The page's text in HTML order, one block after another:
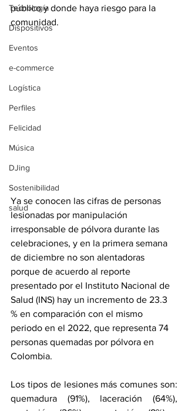
Tecnología
Dispositivos
Eventos
e-commerce
Logística
Perfiles
Felicidad
Música
DJing
Sostenibilidad
salud
público y donde haya riesgo para la
comunidad.
Ya se conocen las cifras de personas
lesionadas por manipulación
irresponsable de pólvora durante las
celebraciones, y en la primera semana
de diciembre no son alentadoras
porque de acuerdo al reporte
presentado por el Instituto Nacional de
Salud (INS) hay un incremento de 23.3
% en comparación con el mismo
periodo en el 2022, que representa 74
personas quemadas por pólvora en
Colombia.
Los tipos de lesiones más comunes son:
quemadura (91%), laceración (64%),